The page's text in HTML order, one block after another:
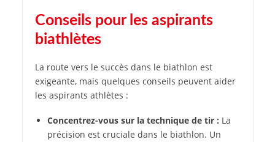
Conseils pour les aspirants
biathlètes
La route vers le succès dans le biathlon est
exigeante, mais quelques conseils peuvent aider
les aspirants athlètes :
Concentrez-vous sur la technique de tir : La
précision est cruciale dans le biathlon. Un